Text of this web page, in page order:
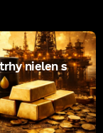
nielen s